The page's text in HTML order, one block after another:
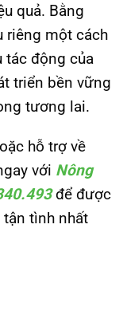
quả. Bằng
riêng một cách
tác động của
triển bền vững
tương lai.
hỗ trợ về
với Nông
để được
tình nhất